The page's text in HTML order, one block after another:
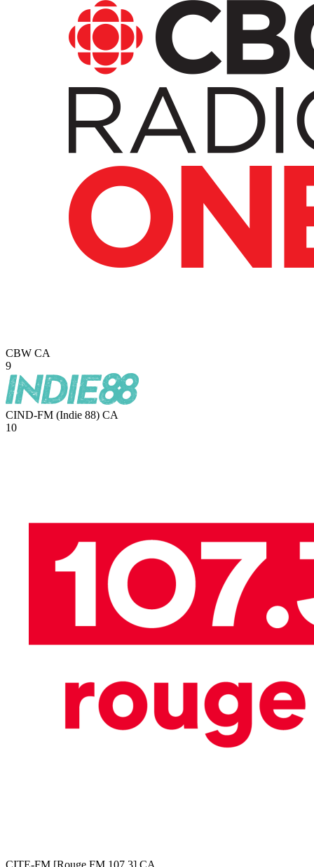
CBW CA
9
CIND-FM (Indie 88) CA
10
CITE-FM [Rouge FM 107,3] CA